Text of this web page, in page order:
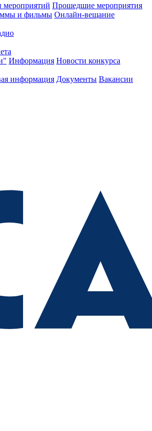
Прошедшие мероприятия
и фильмы Онлайн-вещание
Информация Новости конкурса
информация Документы Вакансии